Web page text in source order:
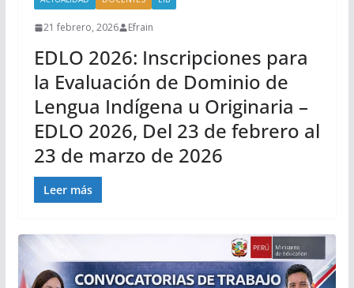
21 febrero, 2026 Efrain
EDLO 2026: Inscripciones para
la Evaluación de Dominio de
Lengua Indígena u Originaria –
EDLO 2026, Del 23 de febrero al
23 de marzo de 2026
Leer más